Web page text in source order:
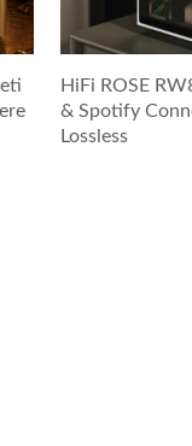
HiFi ROSE
& Spotify
Lossless